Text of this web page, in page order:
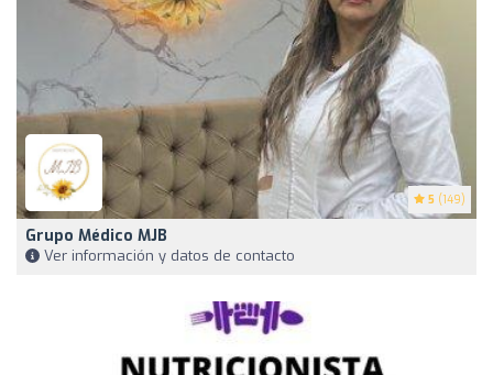
5 (149)
Grupo Médico MJB
Ver información y datos de contacto